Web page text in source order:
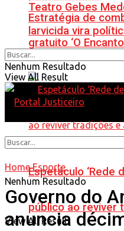
Teatro Gebes
gratuito ‘O
Espetáculo ‘Rede
público ao reviver
Estratégia de
larvicida vira
Nenhum Resultado
View All Result
Nenhum Resultado
View All Result
Home Esporte
Governo do
anuncia